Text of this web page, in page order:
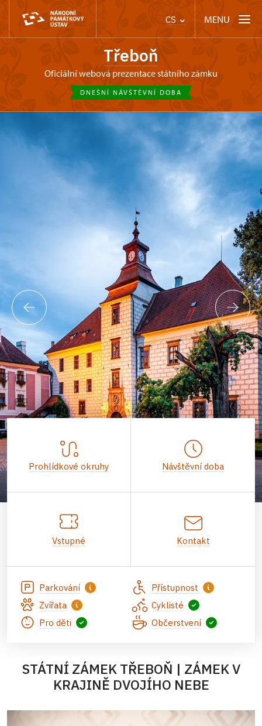
CS MENU
Třeboň
oficiální webová prezentace státního zámku
DNEŠNÍ NÁVŠTĚVNÍ DOBA
Prohlídkové okruhy Návštěvní doba
Vstupné Kontakt
Parkování
Přístupnost
Zvířata
Cyklisté
Pro děti
Občerstvení
STÁTNÍ ZÁMEK TŘEBOŇ | ZÁMEK V
KRAJINĚ DVOJÍHO NEBE